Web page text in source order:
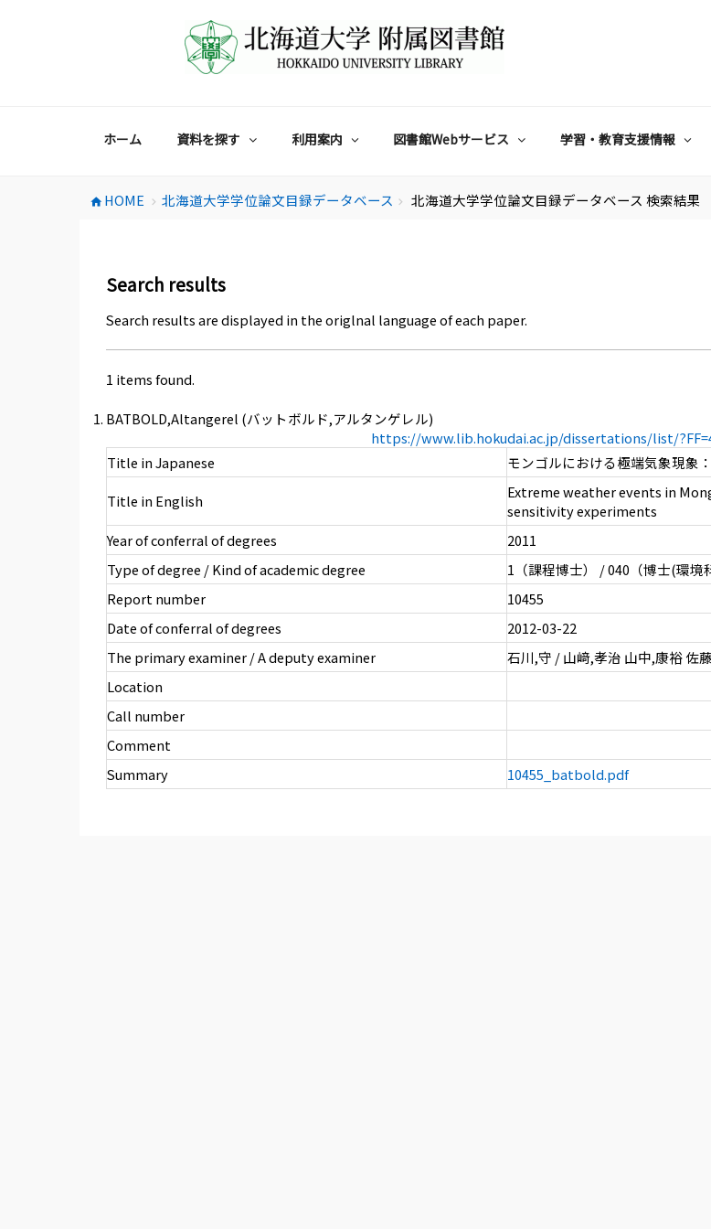
ホーム 資料を探す 利用案内 図書館Webサービス 学習・教育支援情報
home HOME chevron_right 北海道大学学位論文目録データベース chevron_right 北海道大学学位論文目録データベース 検索結果
Search results
Search results are displayed in the origlnal language of each paper.
1 items found.
BATBOLD,Altangerel (バットボルド,アルタンゲレル)
https://www.lib.hokudai.ac.jp/dissertations/list/
Title in Japanese
モンゴルにおける極端気象現象
Title in English
Extreme weather events in
sensitivity experiments
Year of conferral of degrees
2011
Type of degree / Kind of academic degree
1（課程博士） / 040（博士(環境
Report number
10455
Date of conferral of degrees
2012-03-22
The primary examiner / A deputy examiner
石川,守 / 山﨑,孝治 山中,康裕 佐
Location
Call number
Comment
Summary
10455_batbold.pdf